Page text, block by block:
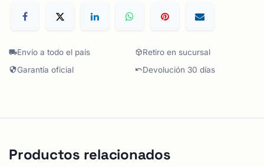
Envío a todo el país
Retiro en sucursal
Garantía oficial
Devolución 30 días
Productos relacionados